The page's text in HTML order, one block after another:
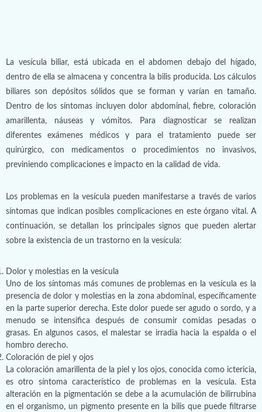
La vesícula biliar, está ubicada en el abdomen debajo del hígado,
dentro de ella se almacena y concentra la bilis producida. Los cálculos
biliares son depósitos sólidos que se forman y varían en tamaño.
Dentro de los síntomas incluyen dolor abdominal, fiebre, coloración
amarillenta, náuseas y vómitos. Para diagnosticar se realizan
diferentes exámenes médicos y para el tratamiento puede ser
quirúrgico, con medicamentos o procedimientos no invasivos,
previniendo complicaciones e impacto en la calidad de vida.
Los problemas en la vesícula pueden manifestarse a través de varios
síntomas que indican posibles complicaciones en este órgano vital. A
continuación, se detallan los principales signos que pueden alertar
sobre la existencia de un trastorno en la vesícula:
Dolor y molestias en la vesícula
Uno de los síntomas más comunes de problemas en la vesícula es la
presencia de dolor y molestias en la zona abdominal, específicamente
en la parte superior derecha. Este dolor puede ser agudo o sordo, y a
menudo se intensifica después de consumir comidas pesadas o
grasas. En algunos casos, el malestar se irradia hacia la espalda o el
hombro derecho.
Coloración de piel y ojos
La coloración amarillenta de la piel y los ojos, conocida como ictericia,
es otro síntoma característico de problemas en la vesícula. Esta
alteración en la pigmentación se debe a la acumulación de bilirrubina
en el organismo, un pigmento presente en la bilis que puede filtrarse